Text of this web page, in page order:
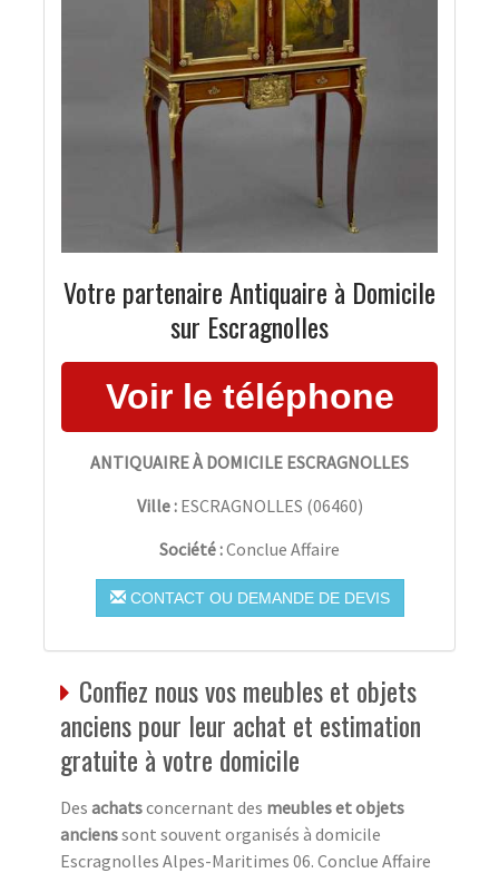
Votre partenaire Antiquaire à Domicile
sur Escragnolles
ANTIQUAIRE À DOMICILE ESCRAGNOLLES
Ville : ESCRAGNOLLES (06460)
Société :Conclue Affaire
CONTACT OU DEMANDE DE DEVIS
Confiez nous vos meubles et objets
anciens pour leur achat et estimation
gratuite à votre domicile
Des achatsconcernant des meubles et objets
ancienssont souvent organisés à domicile
Escragnolles Alpes-Maritimes 06. Conclue Affaire